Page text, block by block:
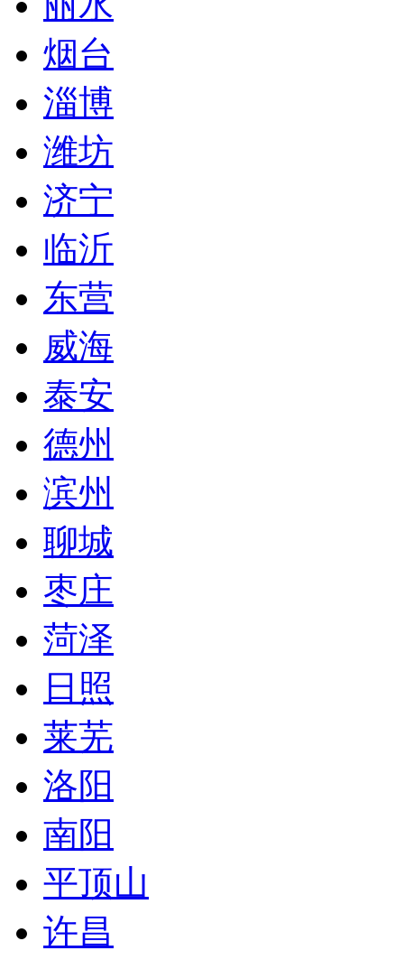
烟台
淄博
潍坊
济宁
临沂
东营
威海
泰安
德州
滨州
聊城
枣庄
菏泽
日照
莱芜
洛阳
南阳
平顶山
许昌